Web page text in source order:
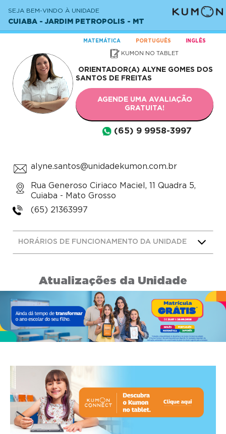
SEJA BEM-VINDO À UNIDADE
CUIABA - JARDIM PETROPOLIS - MT
MATEMÁTICA PORTUGUÊS INGLÊS
KUMON NO TABLET
ORIENTADOR(A) ALYNE GOMES DOS
SANTOS DE FREITAS
AGENDE UMA AVALIAÇÃO
GRATUITA!
(65) 9 9958-3997
alyne.santos@unidadekumon.com.br
Rua Generoso Ciriaco Maciel, 11 Quadra 5,
Cuiaba - Mato Grosso
(65) 21363997
HORÁRIOS DE FUNCIONAMENTO DA UNIDADE
Atualizações da Unidade